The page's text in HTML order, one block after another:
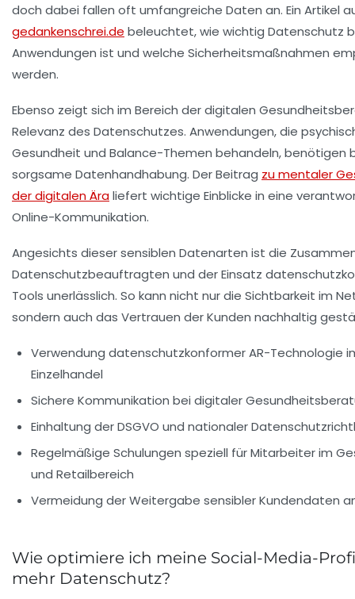
doch dabei fallen oft umfangreiche Daten an. Ein Artikel
gedankenschrei.de beleuchtet, wie wichtig Datenschutz
Anwendungen ist und welche Sicherheitsmaßnahmen
werden.
Ebenso zeigt sich im Bereich der digitalen
Relevanz des Datenschutzes. Anwendungen, die
Gesundheit und Balance-Themen behandeln, benötigen
sorgsame Datenhandhabung. Der Beitrag zu mentaler
der digitalen Äraliefert wichtige Einblicke in eine
Online-Kommunikation.
Angesichts dieser sensiblen Datenarten ist die
Datenschutzbeauftragten und der Einsatz
Tools unerlässlich. So kann nicht nur die Sichtbarkeit im
sondern auch das Vertrauen der Kunden nachhaltig
Verwendung datenschutzkonformer AR-Technologie
Einzelhandel
Sichere Kommunikation bei digitaler
Einhaltung der DSGVO und nationaler
Regelmäßige Schulungen speziell für Mitarbeiter im
und Retailbereich
Vermeidung der Weitergabe sensibler Kundendaten
Wie optimiere ich meine Social-Media-
mehr Datenschutz?